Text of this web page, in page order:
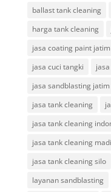
ballast tank cleaning
harga tank cleaning
jasa coating paint jatim
jasa cuci tangki
jasa sandblasting jatim
jasa tank cleaning
jasa tank cleaning
jasa tank cleaning
jasa tank cleaning silo
layanan sandblasting